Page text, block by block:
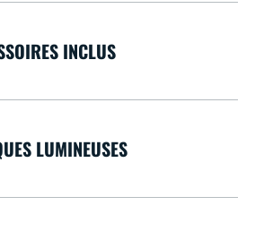
INCLUS
LUMINEUSES